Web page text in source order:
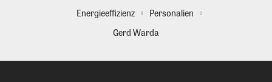
Energieeffizienz
Personalien
Gerd Warda